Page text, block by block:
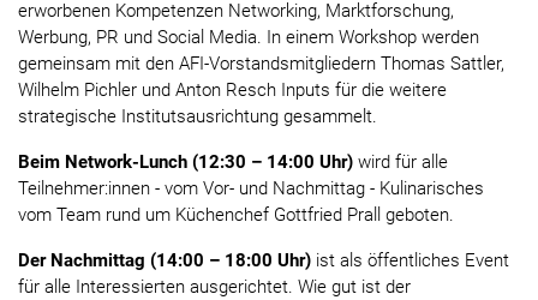
erworbenen Kompetenzen Networking, Marktforschung,
Werbung, PR und Social Media. In einem Workshop werden
gemeinsam mit den AFI-Vorstandsmitgliedern Thomas Sattler,
Wilhelm Pichler und Anton Resch Inputs für die weitere
strategische Institutsausrichtung gesammelt.
Beim Network-Lunch (12:30 – 14:00 Uhr) wird für alle
Teilnehmer:innen - vom Vor- und Nachmittag - Kulinarisches
vom Team rund um Küchenchef Gottfried Prall geboten.
Der Nachmittag (14:00 – 18:00 Uhr) ist als öffentliches Event
für alle Interessierten ausgerichtet. Wie gut ist der